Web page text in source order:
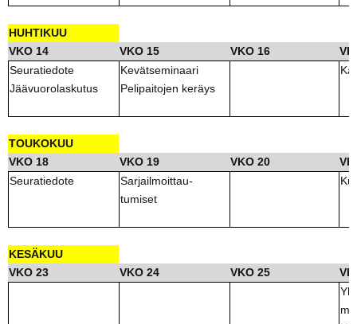
HUHTIKUU
VKO 14
VKO 15 VKO 16
Seuratiedote
Kevätseminaari
Jäävuorolaskutus
Pelipaitojen keräys
TOUKOKUU
VKO 18
VKO 19 VKO 20
Seuratiedote
Sarjailmoittau-
tumiset
KESÄKUU
VKO 23
VKO 24 VKO 25